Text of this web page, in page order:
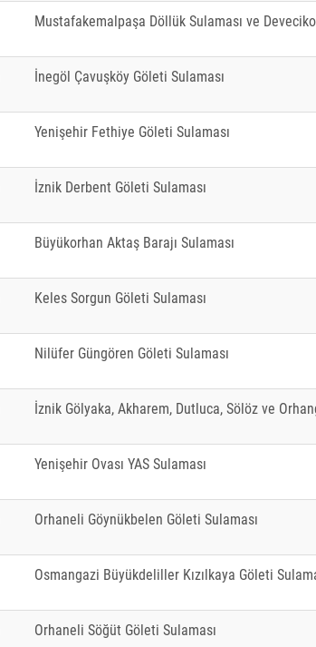
Mustafakemalpaşa Döllük Sulaması ve
İnegöl Çavuşköy Göleti Sulaması
Yenişehir Fethiye Göleti Sulaması
İznik Derbent Göleti Sulaması
Büyükorhan Aktaş Barajı Sulaması
Keles Sorgun Göleti Sulaması
Nilüfer Güngören Göleti Sulaması
İznik Gölyaka, Akharem, Dutluca, Sölöz ve
Yenişehir Ovası YAS Sulaması
Orhaneli Göynükbelen Göleti Sulaması
Osmangazi Büyükdeliller Kızılkaya Göleti
Orhaneli Söğüt Göleti Sulaması